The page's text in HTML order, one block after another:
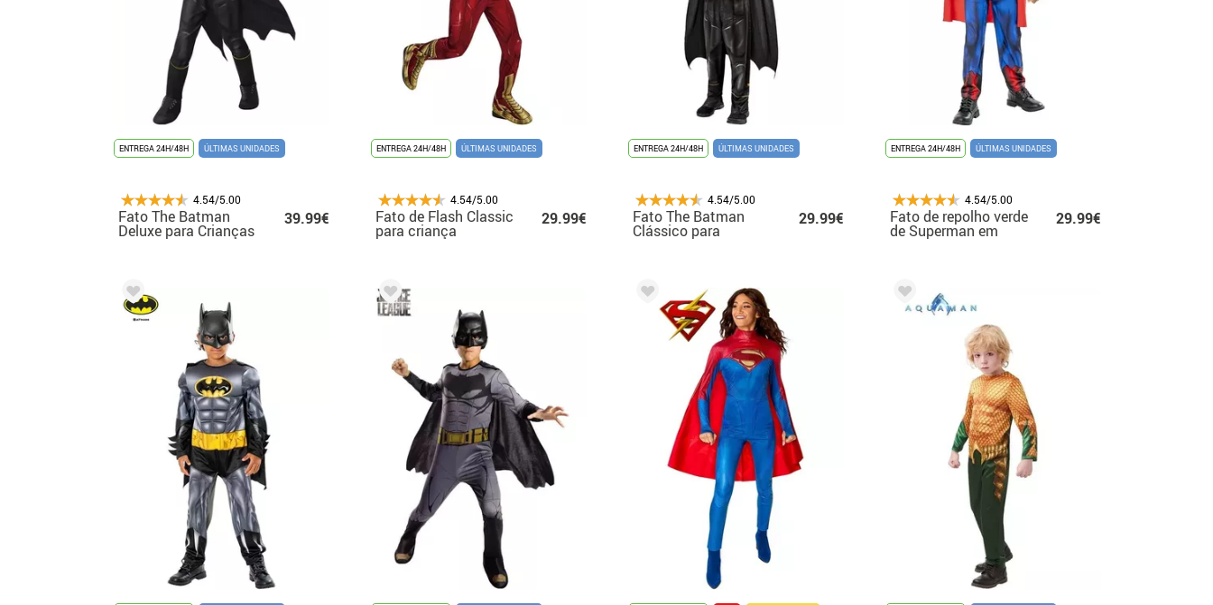
ENTREGA 24H/48H ÚLTIMAS UNIDADES
4.54/5.00
Fato The Batman
Deluxe para Crianças
39.99€
ENTREGA 24H/48H ÚLTIMAS UNIDADES
4.54/5.00
Fato de Flash Classic
para criança
29.99€
ENTREGA 24H/48H ÚLTIMAS UNIDADES
4.54/5.00
Fato The Batman
Clássico para
29.99€
ENTREGA 24H/48H ÚLTIMAS UNIDADES
4.54/5.00
Fato de repolho verde
de Superman em
caixa para meninos
29.99€